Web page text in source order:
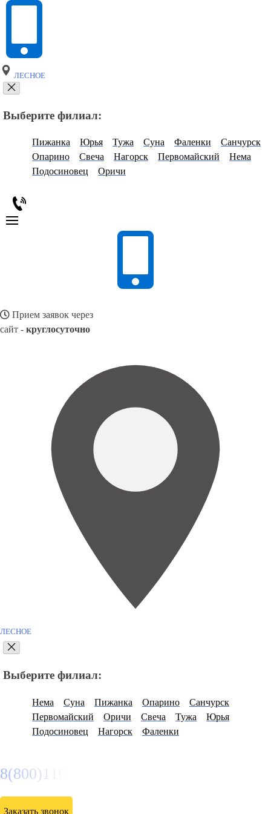
ЛЕСНОЕ
Выберите филиал:
Пижанка Юрья Тужа Суна Фаленки
Санчурск
Опарино
Свеча Нагорск Первомайский
Нема
Подосиновец
Оричи
Прием заявок через
сайт - круглосуточно
ЛЕСНОЕ
Выберите филиал:
Нема Суна Пижанка Опарино
Санчурск
Первомайский
Оричи Свеча Тужа
Юрья
Подосиновец
Нагорск Фаленки
8(800)116472
Заказать звонок